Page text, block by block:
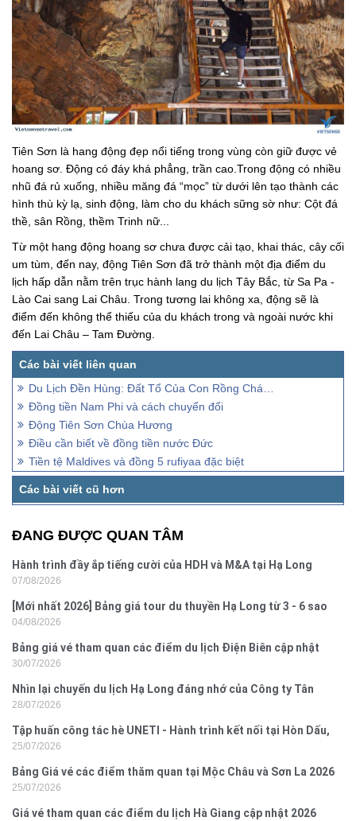
Tiên Sơn là hang động đẹp nổi tiếng trong vùng còn giữ được vẻ
hoang sơ. Động có đáy khá phẳng, trần cao.Trong động có nhiều
nhũ đá rủ xuống, nhiều măng đá “mọc” từ dưới lên tạo thành các
hình thù kỳ lạ, sinh động, làm cho du khách sững sờ như: Cột đá
thề, sân Rồng, thềm Trinh nữ...
Từ một hang động hoang sơ chưa được cải tạo, khai thác, cây cối
um tùm, đến nay, động Tiên Sơn đã trở thành một địa điểm du
lịch hấp dẫn nằm trên trục hành lang du lịch Tây Bắc, từ Sa Pa -
Lào Cai sang Lai Châu. Trong tương lai không xa, động sẽ là
điểm đến không thể thiếu của du khách trong và ngoài nước khi
đến Lai Châu – Tam Đường.
Du Lịch Đền Hùng: Đất Tổ Của Con Rồng Cháu Tiên
Đồng tiền Nam Phi và cách chuyển đổi
Động Tiên Sơn Chùa Hương
Điều cần biết về đồng tiền nước Đức
Tiền tệ Maldives và đồng 5 rufiyaa đặc biệt
ĐANG ĐƯỢC QUAN TÂM
Hành trình đầy ắp tiếng cười của HDH và M&A tại Hạ Long
07/08/2026
[Mới nhất 2026] Bảng giá tour du thuyền Hạ Long từ 3 - 6 sao
04/08/2026
Bảng giá vé tham quan các điểm du lịch Điện Biên cập nhật
2026
30/07/2026
Nhìn lại chuyến du lịch Hạ Long đáng nhớ của Công ty Tân
Hưng 2026
28/07/2026
Tập huấn công tác hè UNETI - Hành trình kết nối tại Hòn Dấu,
Đồ Sơn
25/07/2026
Bảng Giá vé các điểm thăm quan tại Mộc Châu và Sơn La 2026
25/07/2026
Giá vé tham quan các điểm du lịch Hà Giang cập nhật 2026